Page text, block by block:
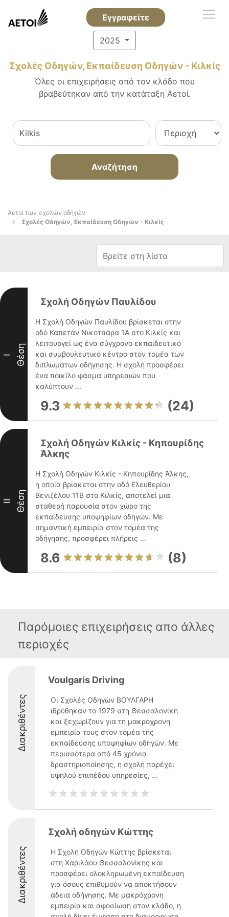
Εγγραφείτε
2025
Σχολές Οδηγών, Εκπαίδευση Οδηγών - Κιλκίς
Όλες οι επιχειρήσεις από τον κλάδο που
βραβεύτηκαν από την κατάταξη Αετοί.
Αναζήτηση
Αετοί των σχολών οδηγών
Σχολές Οδηγών, Εκπαίδευση Οδηγών - Κιλκίς
I Θέση
Σχολή Οδηγών Παυλίδου
Η Σχολή Οδηγών Παυλίδου βρίσκεται στην
οδό Καπετάν Νικοτσάρα 1Α στο Κιλκίς και
λειτουργεί ως ένα σύγχρονο εκπαιδευτικό
και συμβουλευτικό κέντρο στον τομέα των
διπλωμάτων οδήγησης. Η σχολή προσφέρει
ένα ποικίλο φάσμα υπηρεσιών που
καλύπτουν ...
9.3 (24)
II Θέση
Σχολή Οδηγών Κιλκίς - Κηπουρίδης
Άλκης
Η Σχολή Οδηγών Κιλκίς - Κηπουρίδης Άλκης,
η οποία βρίσκεται στην οδό Ελευθερίου
Βενιζέλου 11Β στο Κιλκίς, αποτελεί μια
σταθερή παρουσία στον χώρο της
εκπαίδευσης υποψηφίων οδηγών. Με
σημαντική εμπειρία στον τομέα της
οδήγησης, προσφέρει πλήρεις ...
8.6 (8)
Παρόμοιες επιχειρήσεις απο άλλες
περιοχές
Διακριθέντες
Voulgaris Driving
Οι Σχολές Οδηγών ΒΟΥΛΓΑΡΗ
ιδρύθηκαν το 1979 στη Θεσσαλονίκη
και ξεχωρίζουν για τη μακρόχρονη
εμπειρία τους στον τομέα της
εκπαίδευσης υποψηφίων οδηγών. Με
περισσότερα από 45 χρόνια
δραστηριοποίησης, η σχολή παρέχει
υψηλού επιπέδου υπηρεσίες, ...
Διακριθέντες
Σχολή οδηγών Κώττης
Η Σχολή Οδηγών Κώττης βρίσκεται
στη Χαριλάου Θεσσαλονίκης και
προσφέρει ολοκληρωμένη εκπαίδευση
για όσους επιθυμούν να αποκτήσουν
άδεια οδήγησης. Με μακρόχρονη
εμπειρία και αφοσίωση στον κλάδο, η